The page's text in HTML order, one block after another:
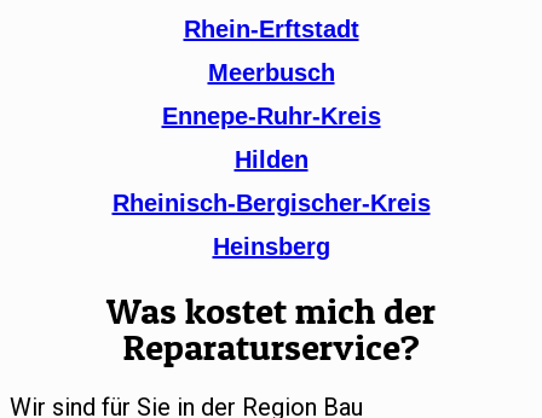
Rhein-Erftstadt
Meerbusch
Ennepe-Ruhr-Kreis
Hilden
Rheinisch-Bergischer-Kreis
Heinsberg
Was kostet mich der
Reparaturservice?
Wir sind für Sie in der Region Bau